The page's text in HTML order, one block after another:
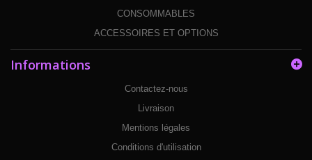
CONSOMMABLES
ACCESSOIRES ET OPTIONS
Informations
Contactez-nous
Livraison
Mentions légales
Conditions d'utilisation